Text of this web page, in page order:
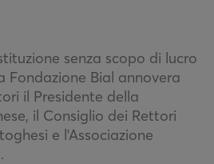
senza scopo di lucro
Fondazione Bial annovera
il Presidente della
il Consiglio dei Rettori
e l'Associazione